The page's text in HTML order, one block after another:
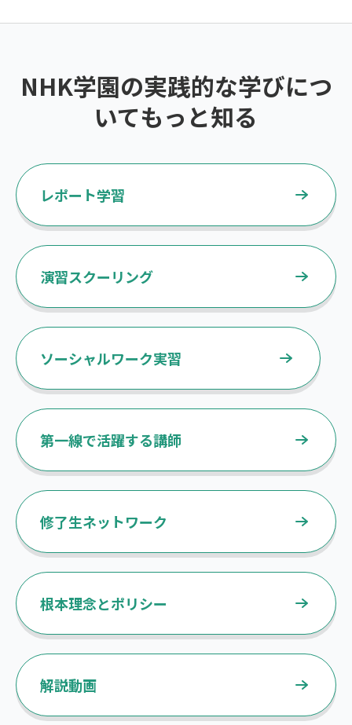
NHK学園の実践的な学びにつ
いてもっと知る
レポート学習
演習スクーリング
ソーシャルワーク実習
第一線で活躍する講師
修了生ネットワーク
根本理念とポリシー
解説動画